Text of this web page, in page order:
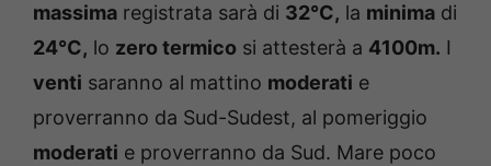
massima registrata sarà di 32°C, la minima di
24°C, lo zero termico si attesterà a 4100m. I
venti saranno al mattino moderati e
proverranno da Sud-Sudest, al pomeriggio
moderati e proverranno da Sud. Mare poco